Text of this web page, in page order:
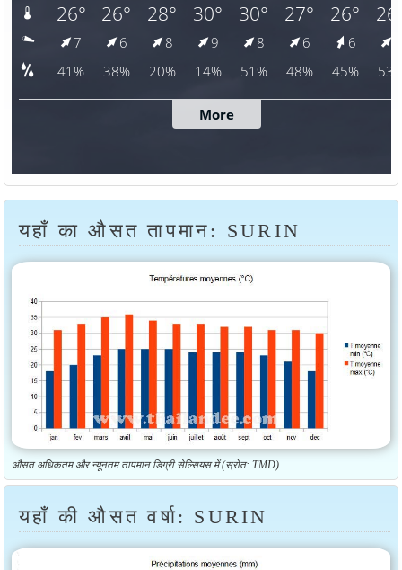
यहाँ का औसत तापमान: SURIN
औसत अधिकतम और न्यूनतम तापमान डिग्री सेल्सियस में (स्रोत: TMD)
यहाँ की औसत वर्षा: SURIN